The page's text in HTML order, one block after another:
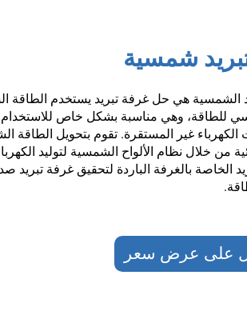
شمسية
الشمسية هي حل غرفة تبريد يستخدم الطاقة
للطاقة، وهي مناسبة بشكل خاص
الكهرباء غير المستقرة. تقوم بتحويل الطاقة
من خلال نظام الألواح الشمسية لتوليد
الخاصة بالغرفة الباردة لتحقيق غرفة تبريد
على عرض سعر